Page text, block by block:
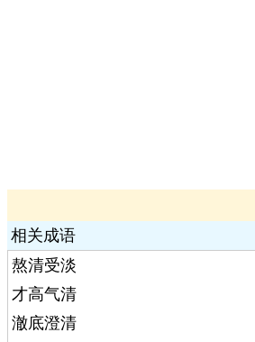
相关成语
熬清受淡
才高气清
澈底澄清